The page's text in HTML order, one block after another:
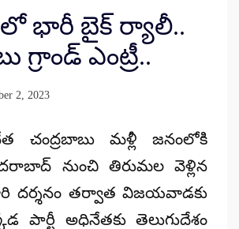
భారీ బైక్‌ ర్యాలీ..
గ్రాండ్ ఎంట్రీ..
2, 2023
చంద్రబాబు మళ్లీ జనంలోకి
నుంచి తిరుమల వెళ్లిన
దర్శనం తర్వాత విజయవాడకు
పార్టీ అధినేతకు తెలుగుదేశం